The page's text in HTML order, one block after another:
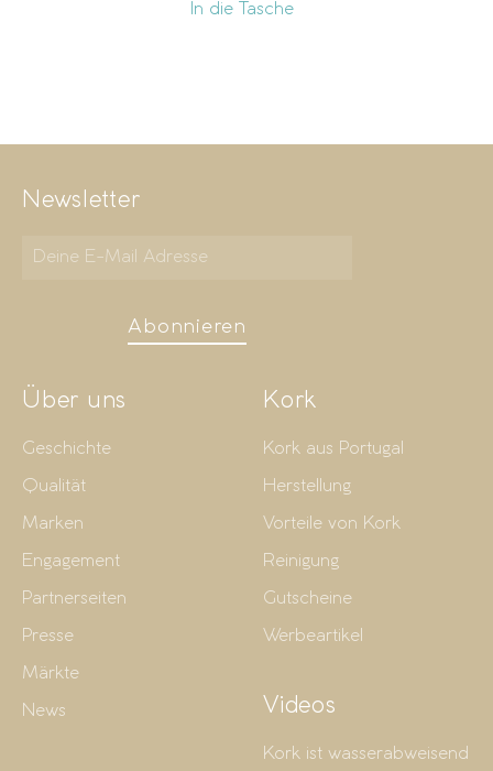
In die Tasche
Newsletter
Abonnieren
Über uns
Geschichte
Qualität
Marken
Engagement
Partnerseiten
Presse
Märkte
News
Kork
Kork aus Portugal
Herstellung
Vorteile von Kork
Reinigung
Gutscheine
Werbeartikel
Videos
Kork ist wasserabweisend